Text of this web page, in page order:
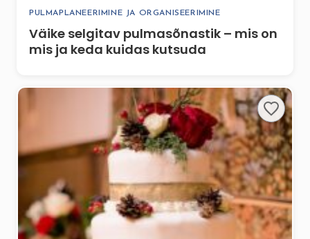
PULMAPLANEERIMINE JA ORGANISEERIMINE
Väike selgitav pulmasõnastik – mis on
mis ja keda kuidas kutsuda